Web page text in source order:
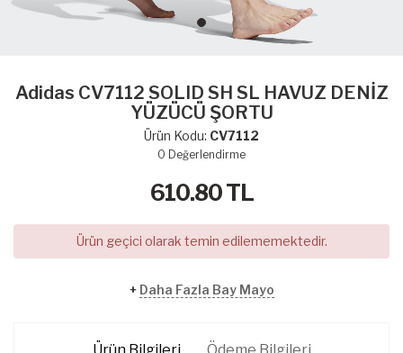
Adidas CV7112 SOLID SH SL HAVUZ DENİZ
YÜZÜCÜ ŞORTU
Ürün Kodu: CV7112
0 Değerlendirme
610.80TL
Ürün geçici olarak temin edilememektedir.
+ Daha Fazla Bay Mayo
Ürün Bilgileri Ödeme Bilgileri